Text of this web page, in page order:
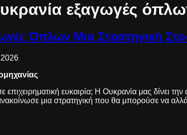
εξαγωγές
Όπλων Μια Στρατηγική
επιχειρηματική ευκαιρία; Η Ουκρανία μας
μια στρατηγική που θα μπορούσε να